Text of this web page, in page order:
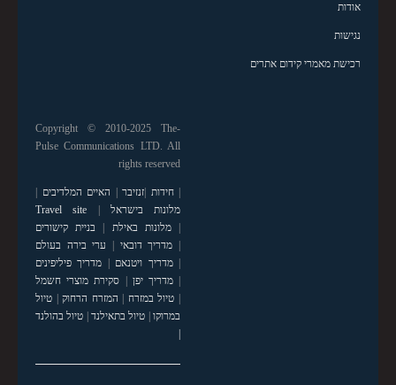
אודות
נגישות
רכישת מאמרי קידום אתרים
Copyright © 2010-2025 The-
Pulse Communications LTD. All
rights reserved
|חידות זנזיבר האיים המלדיבים
מלונות בישראל
Travel site
|מלונות באילת
בניית קישורים
מדריך דובאי
ערי בירה בעולם
|מדריך ויטנאם
מדריך פיליפינים
|מדריך יפן
סקירת מוצרי חשמל
טיול במזרח המזרח הרחוק| טיול
במרוקו| טיול בתאילנד| טיול בהולנד